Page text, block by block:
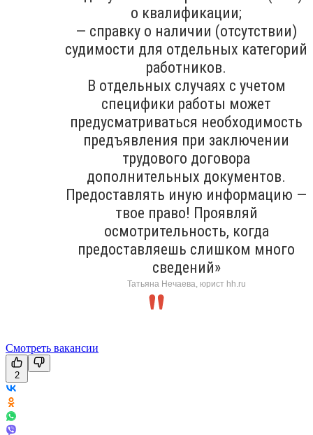
о квалификации;
— справку о наличии (отсутствии)
судимости для отдельных категорий
работников.
В отдельных случаях с учетом
специфики работы может
предусматриваться необходимость
предъявления при заключении
трудового договора
дополнительных документов.
Предоставлять иную информацию —
твое право! Проявляй
осмотрительность, когда
предоставляешь слишком много
сведений»
Татьяна Нечаева, юрист hh.ru
Смотреть вакансии
2